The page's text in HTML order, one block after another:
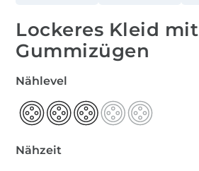
Lockeres Kleid mit
Gummizügen
Nählevel
Nähzeit